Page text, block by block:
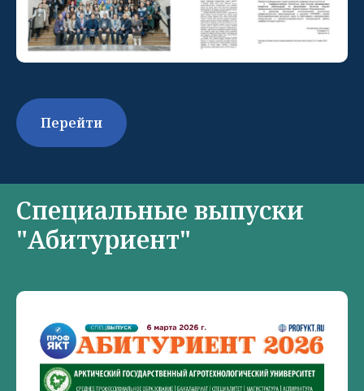
Перейти
Специальные выпуски
"Абитуриент"